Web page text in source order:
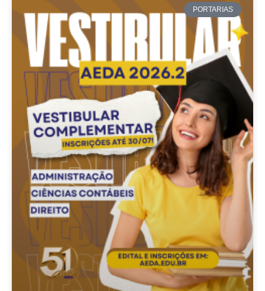
PORTARIAS